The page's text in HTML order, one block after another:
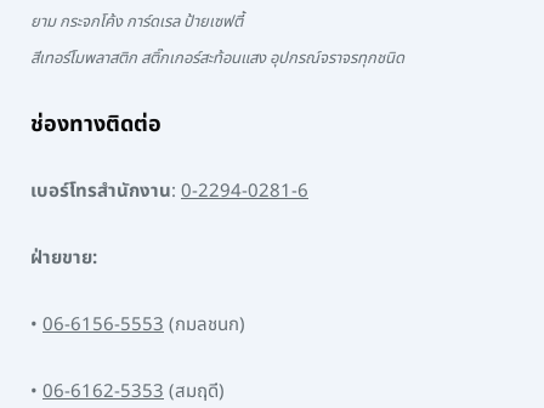
ยาม กระจกโค้ง การ์ดเรล ป้ายเซฟตี้
สีเทอร์โมพลาสติก สติ๊กเกอร์สะท้อนแสง อุปกรณ์จราจรทุกชนิด
ช่องทางติดต่อ
เบอร์โทรสำนักงาน: 0-2294-0281-6
ฝ่ายขาย:
• 06-6156-5553(กมลชนก)
• 06-6162-5353(สมฤดี)